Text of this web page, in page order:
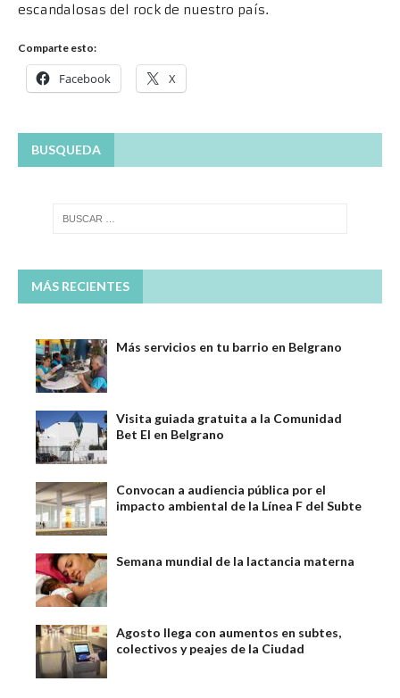
escandalosas del rock de nuestro país.
Comparte esto:
Facebook X
BUSQUEDA
MÁS RECIENTES
Más servicios en tu barrio en Belgrano
Visita guiada gratuita a la Comunidad
Bet El en Belgrano
Convocan a audiencia pública por el
impacto ambiental de la Línea F del Subte
Semana mundial de la lactancia materna
Agosto llega con aumentos en subtes,
colectivos y peajes de la Ciudad